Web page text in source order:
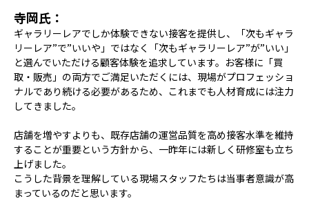
寺岡氏：
ギャラリーレアでしか体験できない接客を提供し、「次もギャラ
リーレア”で”いいや」ではなく「次もギャラリーレア”が”いい」
と選んでいただける顧客体験を追求しています。お客様に「買
取・販売」の両方でご満足いただくには、現場がプロフェッショ
ナルであり続ける必要があるため、これまでも人材育成には注力
してきました。
店舗を増やすよりも、既存店舗の運営品質を高め接客水準を維持
することが重要という方針から、一昨年には新しく研修室も立ち
上げました。
こうした背景を理解している現場スタッフたちは当事者意識が高
まっているのだと思います。